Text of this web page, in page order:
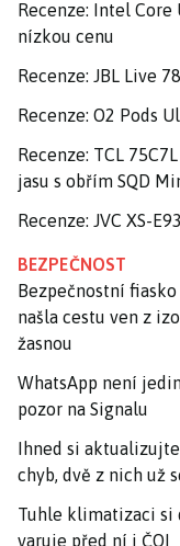
Recenze: Intel Core
nízkou cenu
Recenze: JBL Live
Recenze: O2 Pods
Recenze: TCL
jasu s obřím SQD
Recenze: JVC XS-
BEZPEČNOST
Bezpečnostní
našla cestu ven z
žasnou
WhatsApp není
pozor na Signalu
Ihned si
chyb, dvě z nich už
Tuhle klimatizaci si
varuje před ní i ČOI